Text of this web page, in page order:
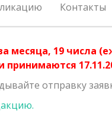
Контакты
месяца, 19 числа
принимаются
отправку